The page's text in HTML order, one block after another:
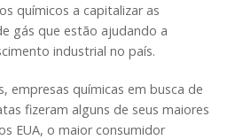
químicos a capitalizar as
gás que estão ajudando a
industrial no país.
empresas químicas em busca de
fizeram alguns de seus maiores
EUA, o maior consumidor